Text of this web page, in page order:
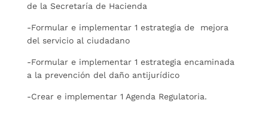
de la Secretaría de Hacienda
-Formular e implementar 1 estrategia de mejora
del servicio al ciudadano
-Formular e implementar 1 estrategia encaminada
a la prevención del daño antijurídico
-Crear e implementar 1 Agenda Regulatoria.